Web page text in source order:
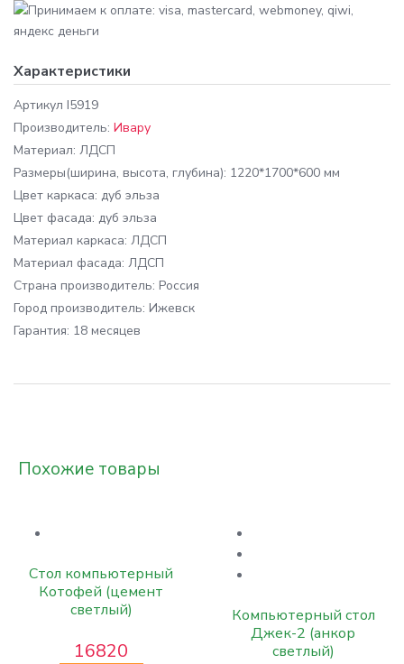
Характеристики
Артикул I5919
Производитель: Ивару
Материал: ЛДСП
Размеры(ширина, высота, глубина): 1220*1700*600 мм
Цвет каркаса: дуб эльза
Цвет фасада: дуб эльза
Материал каркаса: ЛДСП
Материал фасада: ЛДСП
Cтрана производитель: Россия
Город производитель: Ижевск
Гарантия: 18 месяцев
Похожие товары
Стол компьютерный
Котофей (цемент
светлый)
16820
Компьютерный стол
Джек-2 (анкор
светлый)